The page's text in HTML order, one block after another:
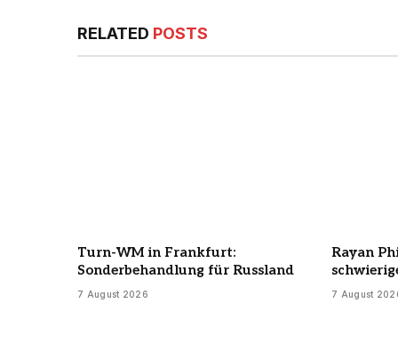
RELATED POSTS
Turn-WM in Frankfurt:
Sonderbehandlung für Russland
7 August 2026
Rayan
7 August